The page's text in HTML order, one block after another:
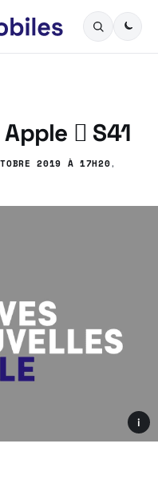
 S41
2019 À 17H20,
i